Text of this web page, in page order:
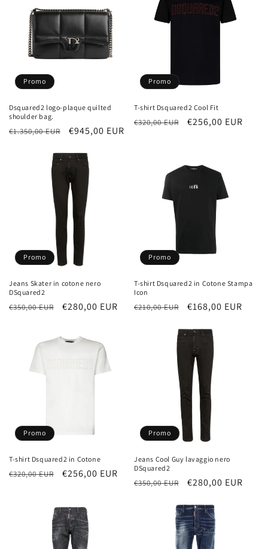
Promo
Dsquared2 logo-plaque quilted
shoulder bag.
Prezzo
€1.350,00 EUR
Prezzo
€945,00 EUR
Promo
T-shirt Dsquared2 Cool Fit
Prezzo
€320,00 EUR
Prezzo
€256,00 EUR
Promo
Jeans Skater in cotone nero
DSquared2
Prezzo
€350,00 EUR
Prezzo
€280,00 EUR
Promo
T-shirt Dsquared2 in Cotone Stampa
Icon
Prezzo
€210,00 EUR
Prezzo
€168,00 EUR
Promo
T-shirt Dsquared2 in Cotone
Prezzo
€320,00 EUR
Prezzo
€256,00 EUR
Promo
Jeans Cool Guy lavaggio nero
DSquared2
Prezzo
€350,00 EUR
Prezzo
€280,00 EUR